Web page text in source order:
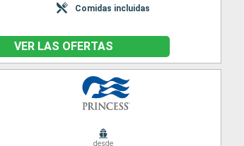
Comidas incluidas
VER LAS OFERTAS
desde